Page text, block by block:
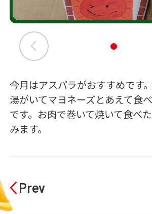
今月はアスパラがおすすめです
湯がいてマヨネーズとあえて食
です。お肉で巻いて焼いて食べ
みます。
Prev